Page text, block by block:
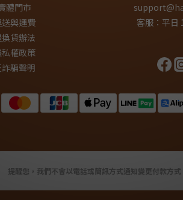
體門市
送與運費
換貨辦法
私權政策
詐騙聲明
客服：平日
提醒您，我們不會以電話或簡訊方式通知變更付款方式